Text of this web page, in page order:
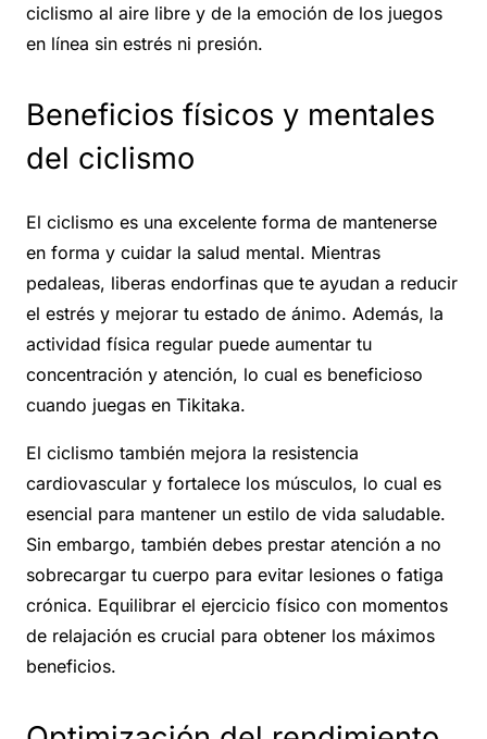
ciclismo al aire libre y de la emoción de los juegos
en línea sin estrés ni presión.
Beneficios físicos y mentales
del ciclismo
El ciclismo es una excelente forma de mantenerse
en forma y cuidar la salud mental. Mientras
pedaleas, liberas endorfinas que te ayudan a reducir
el estrés y mejorar tu estado de ánimo. Además, la
actividad física regular puede aumentar tu
concentración y atención, lo cual es beneficioso
cuando juegas en Tikitaka.
El ciclismo también mejora la resistencia
cardiovascular y fortalece los músculos, lo cual es
esencial para mantener un estilo de vida saludable.
Sin embargo, también debes prestar atención a no
sobrecargar tu cuerpo para evitar lesiones o fatiga
crónica. Equilibrar el ejercicio físico con momentos
de relajación es crucial para obtener los máximos
beneficios.